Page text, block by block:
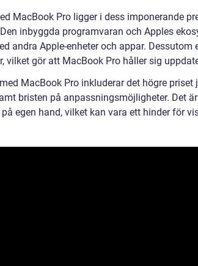
MacBook Pro ligger i dess imponerande
inbyggda programvaran och Apples
andra Apple-enheter och appar.
vilket gör att MacBook Pro håller sig
MacBook Pro inkluderar det högre
bristen på anpassningsmöjligheter. Det
egen hand, vilket kan vara ett hinder för